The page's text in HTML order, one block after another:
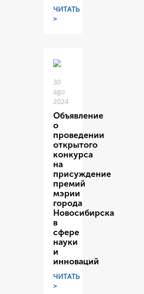
ЧИТАТЬ
>
30
ago
2024
Объявление
о
проведении
открытого
конкурса
на
присуждение
премий
мэрии
города
Новосибирска
в
сфере
науки
и
инноваций
ЧИТАТЬ
>